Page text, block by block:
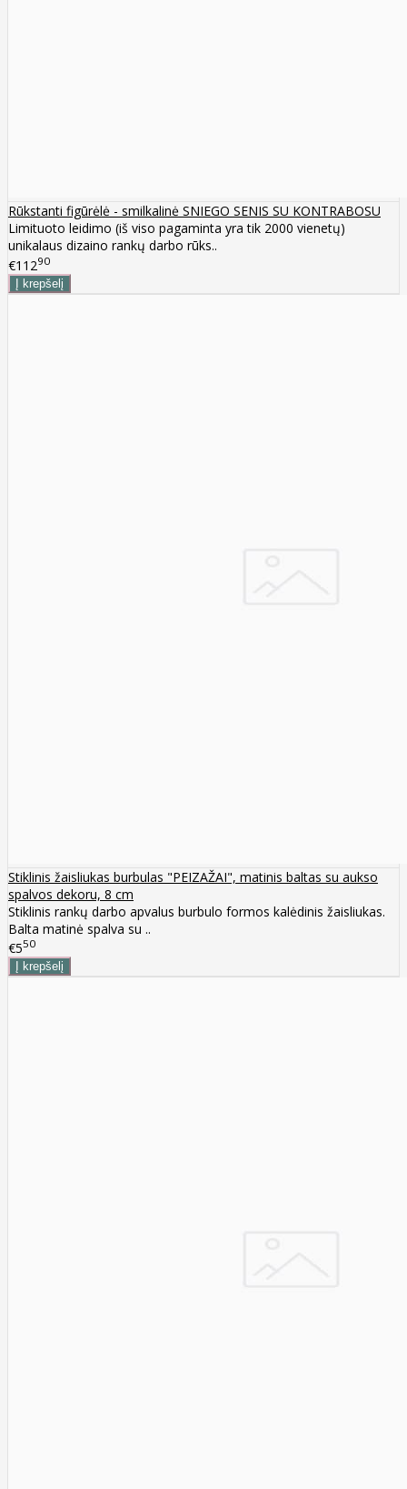
Rūkstanti figūrėlė - smilkalinė SNIEGO SENIS SU KONTRABOSU
Limituoto leidimo (iš viso pagaminta yra tik 2000 vienetų)
unikalaus dizaino rankų darbo rūks..
€11290
Stiklinis žaisliukas burbulas "PEIZAŽAI", matinis baltas su aukso
spalvos dekoru, 8 cm
Stiklinis rankų darbo apvalus burbulo formos kalėdinis žaisliukas.
Balta matinė spalva su ..
€550